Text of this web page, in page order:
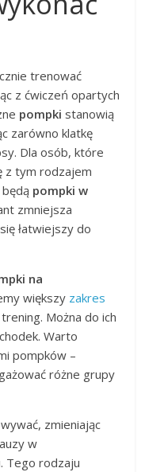
trenować
z ćwiczeń opartych
pompki stanowią
zarówno klatkę
Dla osób, które
z tym rodzajem
pompki w
zmniejsza
łatwiejszy do
na
większy zakres
Można do ich
Warto
pompków –
różne grupy
zmieniając
w
Tego rodzaju